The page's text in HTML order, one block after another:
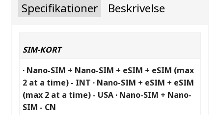
Specifikationer Beskrivelse
SIM-KORT
· Nano-SIM + Nano-SIM + eSIM + eSIM (max
2 at a time) - INT · Nano-SIM + eSIM + eSIM
(max 2 at a time) - USA · Nano-SIM + Nano-
SIM - CN